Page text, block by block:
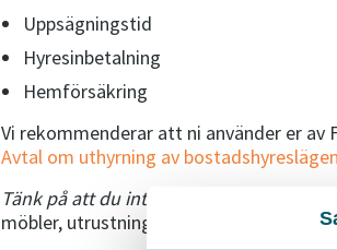
Uppsägningstid
Hyresinbetalning
Hemförsäkring
Vi rekommenderar att ni använder er av
Avtal om uthyrning av
Tänk på att du inte får göra någon vinst
möbler, utrustning, el, internet,